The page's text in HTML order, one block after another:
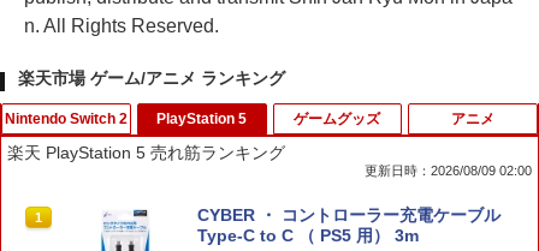
n. All Rights Reserved.
楽天市場 ゲーム/アニメ ランキング
Nintendo Switch 2
1
【7週連続1位】inklink公式 Switch / Sw
itch2 コントローラー 最新モデル 最新フ
PlayStation 5
楽天 PlayStation 5 売れ筋ランキング
更新日時：2026/08/09 02:00
1
CYBER ・ コントローラー充電ケーブル
Type-C to C （ PS5 用） 3m
ゲームグッズ アニメ